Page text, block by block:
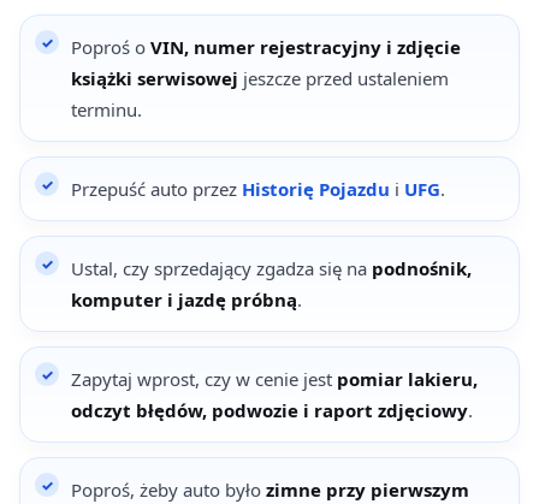
Poproś o VIN, numer rejestracyjny i zdjęcie
książki serwisowej jeszcze przed ustaleniem
terminu.
Przepuść auto przez Historię Pojazdu i UFG.
Ustal, czy sprzedający zgadza się na podnośnik,
komputer i jazdę próbną.
Zapytaj wprost, czy w cenie jest pomiar lakieru,
odczyt błędów, podwozie i raport zdjęciowy.
Poproś, żeby auto było zimne przy pierwszym